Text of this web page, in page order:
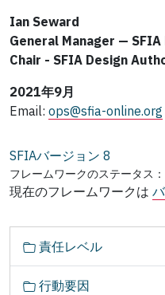
Ian Seward
General Manager —
Chair - SFIA Design
2021年9月
Email: ops@sfia-online.org
SFIAバージョン 8
フレームワークのステータス：
現在のフレームワークは
責任レベル
行動要因